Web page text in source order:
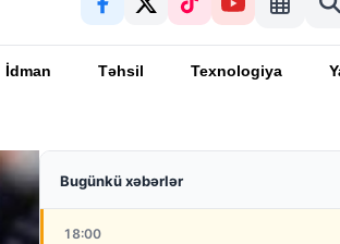
İdman Təhsil Texnologiya
Bugünkü xəbərlər
18:00